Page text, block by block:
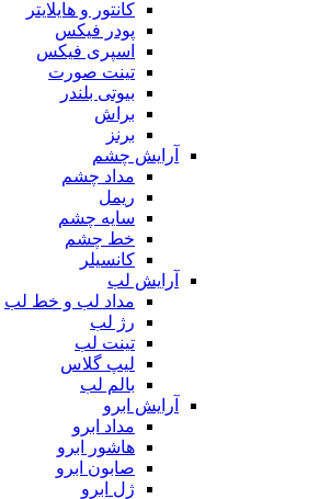
کانتور و هایلایتر
پودر فیکس
اسپری فیکس
تینت صورت
بیوتی بلندر
براش
برنز
آرایش چشم
مداد چشم
ریمل
سایه چشم
خط چشم
کانسیلر
آرایش لب
مداد لب و خط لب
رژ لب
تینت لب
لیپ گلاس
بالم لب
آرایش ابرو
مداد ابرو
هاشور ابرو
صابون ابرو
ژل ابرو